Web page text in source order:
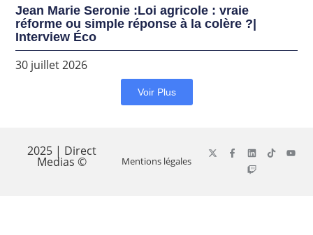
Jean Marie Seronie :Loi agricole : vraie
réforme ou simple réponse à la colère ?|
Interview Éco
30 juillet 2026
Voir Plus
2025 | Direct
Medias © Mentions légales